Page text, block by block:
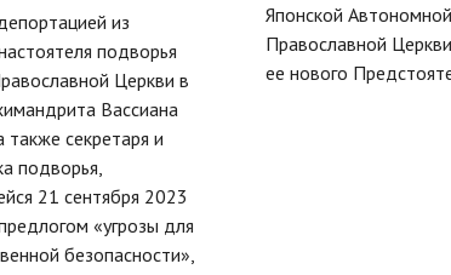
из
подворья
Церкви в
Вассиана
также секретаря и
подворья,
21 сентября 2023
«угрозы для
безопасности»,
Японской Автономной
Православной
ее нового